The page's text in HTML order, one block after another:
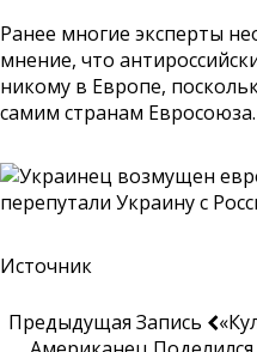
Ранее многие эксперты
мнение, что
никому в Европе,
самим странам Евросоюза.
Источник
Предыдущая Запись